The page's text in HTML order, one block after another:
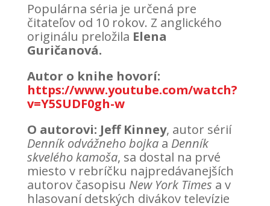
Populárna séria je určená pre
čitateľov od 10 rokov. Z anglického
originálu preložila Elena
Guričanová.
Autor o knihe hovorí:
https://www.youtube.com/watch?
v=Y5SUDF0gh-w
O autorovi: Jeff Kinney, autor sérií
Denník odvážneho bojkaa Denník
skvelého kamoša, sa dostal na prvé
miesto v rebríčku najpredávanejších
autorov časopisu New York Times a v
hlasovaní detských divákov televízie